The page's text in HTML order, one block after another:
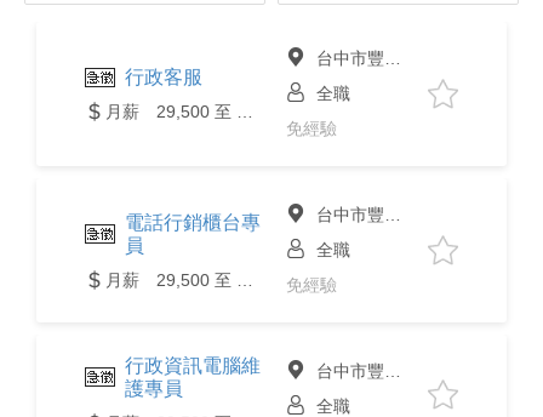
行政客服
台中市豐原區
全職
免經驗
電話行銷櫃台專
員
台中市豐原區
全職
免經驗
行政資訊電腦維
護專員
台中市豐原區
全職